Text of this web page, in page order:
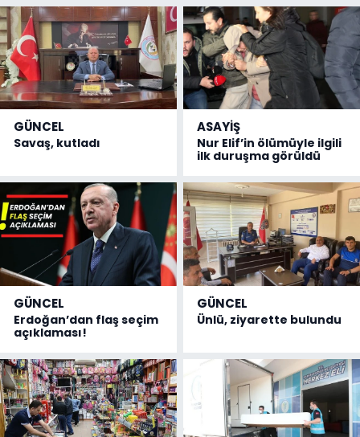
GÜNCEL
Savaş, kutladı
ASAYİŞ
Nur Elif’in ölümüyle ilgili
ilk duruşma görüldü
GÜNCEL
Erdoğan’dan flaş seçim
açıklaması!
GÜNCEL
Ünlü, ziyarette bulundu